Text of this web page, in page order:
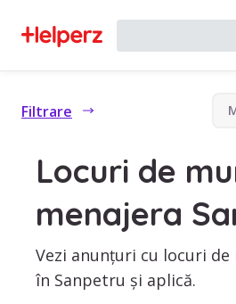
Filtrare
Locuri de
menajera
Vezi anunțuri cu locuri de
în Sanpetru și aplică.